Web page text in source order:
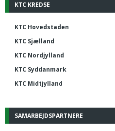
KTC KREDSE
KTC Hovedstaden
KTC Sjælland
KTC Nordjylland
KTC Syddanmark
KTC Midtjylland
SAMARBEJDSPARTNERE